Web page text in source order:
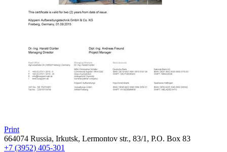
Print
664074 Russia, Irkutsk, Lermontov str., 83/1, P.O. Box 83
+7 (3952) 405-301